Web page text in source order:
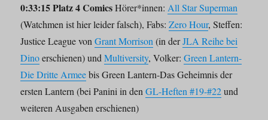
0:33:15 Platz 4 ComicsHörer*innen: All Star Superman
(Watchmen ist hier leider falsch), Fabs:Zero Hour, Steffen:
Justice League vonGrant Morrison (in derJLA Reihe bei
Dinoerschienen) undMultiversity, Volker:Green Lantern-
Die Dritte Armeebis Green Lantern-Das Geheimnis der
ersten Lantern (bei Panini in denGL-Heften #19-#22und
weiteren Ausgaben erschienen)